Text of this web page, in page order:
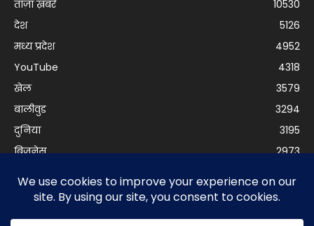
ताज़ा ख़बरें
10530
देश
5126
मध्य प्रदेश
4952
YouTube
4318
खेल
3579
बालीवुड
3294
दुनिया
3195
बिजनेस
2973